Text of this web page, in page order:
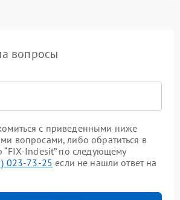
вопросы
с приведенными ниже
вопросами, либо обратиться в
“FIX-Indesit” по следующему
023-73-25 если не нашли ответ на